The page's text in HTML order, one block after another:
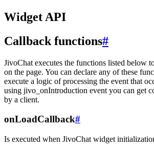
Widget API
Callback functions#
JivoChat executes the functions listed below
on the page. You can declare any of these
execute a logic of processing the event that
using jivo_onIntroduction event you can get
by a client.
onLoadCallback#
Is executed when JivoChat widget